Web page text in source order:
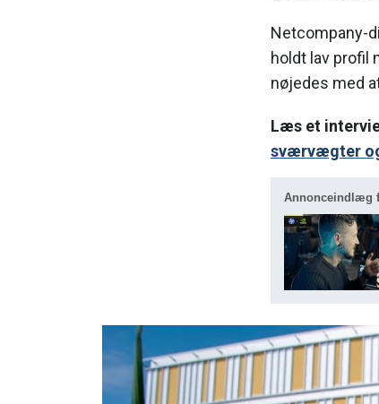
Netcompany-
holdt lav profil
nøjedes med
Læs et
sværvægter og
Annonceindlæg